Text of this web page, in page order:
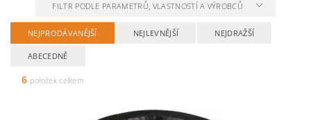
FILTR PODLE PARAMETRŮ, VLASTNOSTÍ A VÝROBCŮ
NEJPRODÁVANĚJŠÍ NEJLEVNĚJŠÍ NEJDRAŽŠÍ
ABECEDNĚ
6 položek celkem